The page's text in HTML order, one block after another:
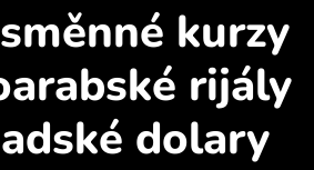
kurzy
rijály
dolary